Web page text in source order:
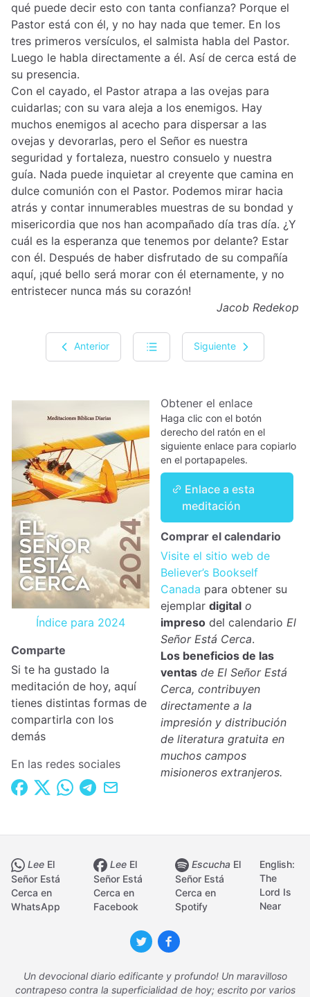
qué puede decir esto con tanta confianza? Porque el
Pastor está con él, y no hay nada que temer. En los
tres primeros versículos, el salmista habla del Pastor.
Luego le habla directamente a él. Así de cerca está de
su presencia.
Con el cayado, el Pastor atrapa a las ovejas para
cuidarlas; con su vara aleja a los enemigos. Hay
muchos enemigos al acecho para dispersar a las
ovejas y devorarlas, pero el Señor es nuestra
seguridad y fortaleza, nuestro consuelo y nuestra
guía. Nada puede inquietar al creyente que camina en
dulce comunión con el Pastor. Podemos mirar hacia
atrás y contar innumerables muestras de su bondad y
misericordia que nos han acompañado día tras día. ¿Y
cuál es la esperanza que tenemos por delante? Estar
con él. Después de haber disfrutado de su compañía
aquí, ¡qué bello será morar con él eternamente, y no
entristecer nunca más su corazón!
Jacob Redekop
Anterior Siguiente
Índice para 2024
Comparte
Si te ha gustado la
meditación de hoy, aquí
tienes distintas formas de
compartirla con los
demás
En las redes sociales
Obtener el enlace
Haga clic con el botón
derecho del ratón en el
siguiente enlace para copiarlo
en el portapapeles.
Enlace a esta
meditación
Comprar el calendario
Visite el sitio web de
Believer’s Bookself
Canada para obtener su
ejemplar digital o
impreso del calendario El
Señor Está Cerca.
Los beneficios de las
ventas de El Señor Está
Cerca, contribuyen
directamente a la
impresión y distribución
de literatura gratuita en
muchos campos
misioneros extranjeros.
Lee El
Señor Está
Cerca en
WhatsApp
Lee El
Señor Está
Cerca en
Facebook
EscuchaEl
Señor Está
Cerca en
Spotify
English:
The
Lord Is
Near
Un devocional diario edificante y profundo! Un maravilloso
contrapeso contra la superficialidad de hoy; escrito por varios